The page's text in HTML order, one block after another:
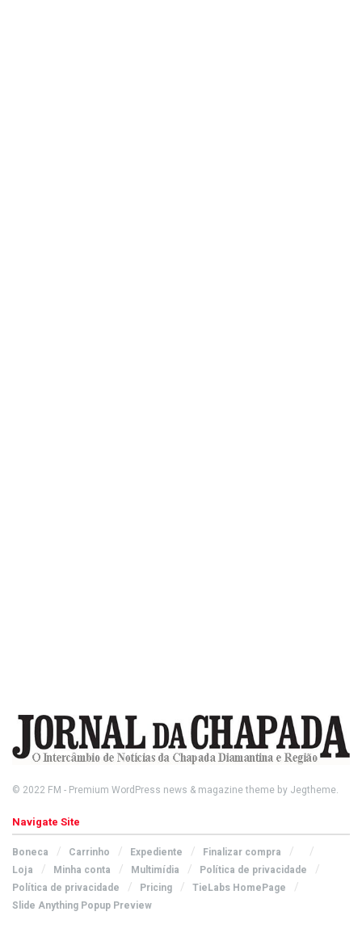
© 2022 FM - Premium WordPress news & magazine theme by Jegtheme.
Navigate Site
Boneca Carrinho Expediente
Finalizar compra
Loja
Minha conta Multimídia
Política de privacidade
Política de privacidade
Pricing
TieLabs HomePage
Slide Anything Popup Preview